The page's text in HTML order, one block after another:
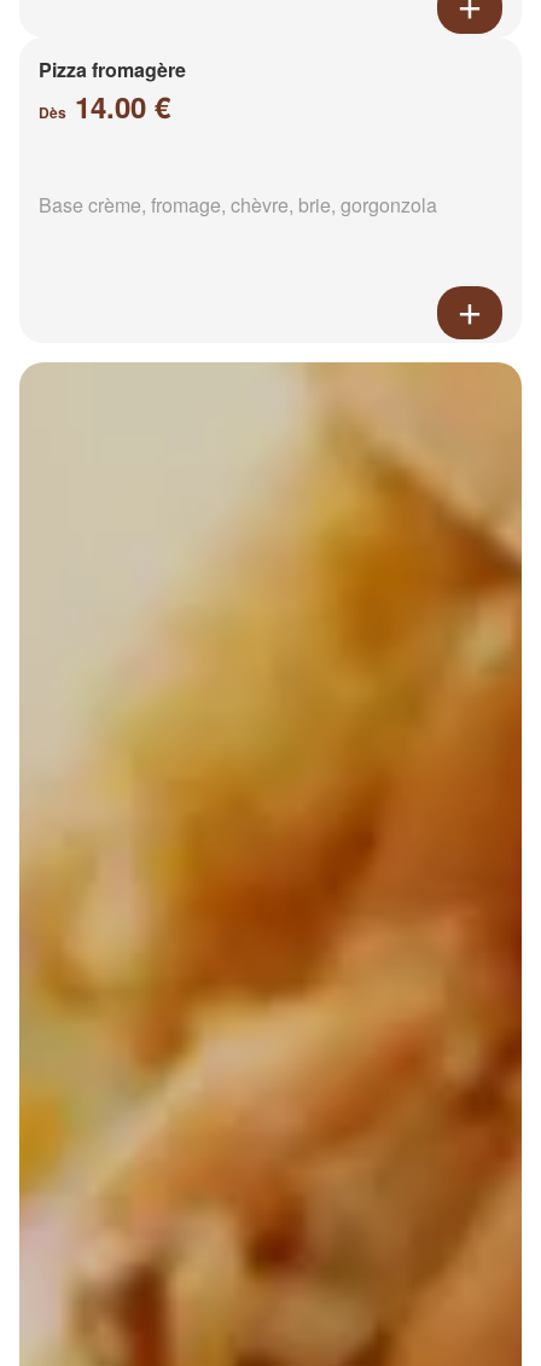
Pizza fromagère
Dès 14.00 €
Base crème, fromage, chèvre, brie, gorgonzola